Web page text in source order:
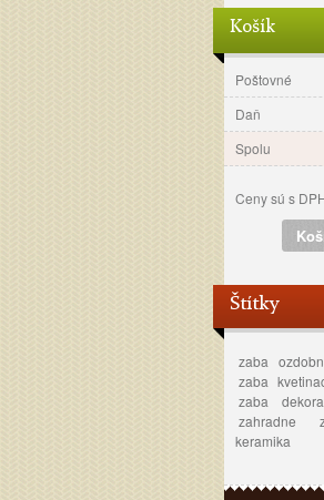
Košík
Poštovné
Daň
Spolu
Ceny sú s
Štítky
zaba
zaba
zaba
zahradne
keramika